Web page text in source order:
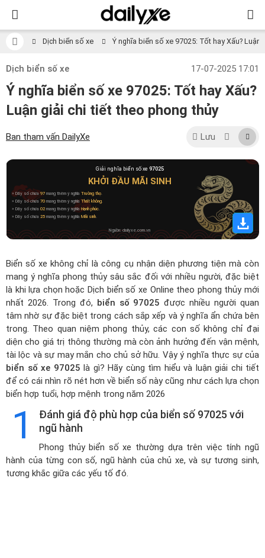
Dịch biển số xe Ý nghĩa biển số xe 97025: Tốt hay Xấu?
Dịch biển số xe 17-07-2025 17:01
Ý nghĩa biển số xe 97025: Tốt hay Xấu?
Luận giải chi tiết theo phong thủy
Ban tham vấn DailyXe Lưu
Giải nghĩa biển số xe 97025
KHỞI ĐẦU MÃI SINH
» Dãy số chứa97 mang thêm ý nghĩa Trường thọ.
» Dãy số chứa 70 mang thêm ý nghĩaThất không.
» Dãy số chứa 02 mang thêm ý nghĩaHạnh phúc.
» Dãy số chứa 25 mang thêm ý nghĩa Mãi sinh.
Nguồn: dailyxe.com.vn
Biển số xe không chỉ là công cụ nhận diện phương tiện mà còn
mang ý nghĩa phong thủy sâu sắc đối với nhiều người, đặc biệt
là khi lựa chọn hoặcDịch biển số xe Online theo phong thủy mới
nhất 2026. Trong đó, biển số 97025 được nhiều người quan
tâm nhờ sự đặc biệt trong cách sắp xếp và ý nghĩa ẩn chứa bên
trong. Theo quan niệm phong thủy, các con số không chỉ đại
diện cho giá trị thông thường mà còn ảnh hưởng đến vận mệnh,
tài lộc và sự may mắn cho chủ sở hữu. Vậy ý nghĩa thực sự của
biển số xe 97025 là gì? Hãy cùng tìm hiểu và luận giải chi tiết
để có cái nhìn rõ nét hơn về biển số này cũng như cách lựa chọn
biển hợp tuổi, hợp mệnh trong năm 2026
1
Đánh giá độ phù hợp của biển số 97025 với
ngũ hành
Phong thủy biển số xe thường dựa trên việc tính ngũ
hành của từng con số, ngũ hành của chủ xe, và sự tương sinh,
tương khắc giữa các yếu tố đó.